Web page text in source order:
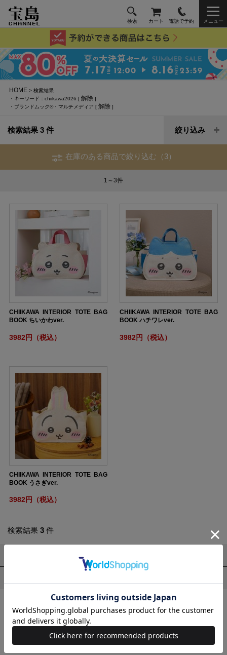
検索 カート 電話で予約 メニュー
HOME > 検索結果
・キーワード：chiikawa2026 [解除 ]
・ブランドムック®・マルチメディア [解除 ]
検索結果 3 件 絞り込み
在庫のある商品で絞り込む（3）
1～3件
CHIIKAWA INTERIOR TOTE BAG
BOOK ちいかわver.
3982円（税込）
CHIIKAWA INTERIOR TOTE BAG
BOOK ハチワレver.
3982円（税込）
CHIIKAWA INTERIOR TOTE BAG
BOOK うさぎver.
3982円（税込）
検索結果 3 件